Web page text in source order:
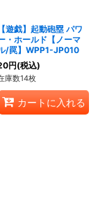
【遊戯】起動砲塁 パワ
・ホールド【ノーマ
/罠】WPP1-JP010
円(税込)
庫数14枚
カートに入れる